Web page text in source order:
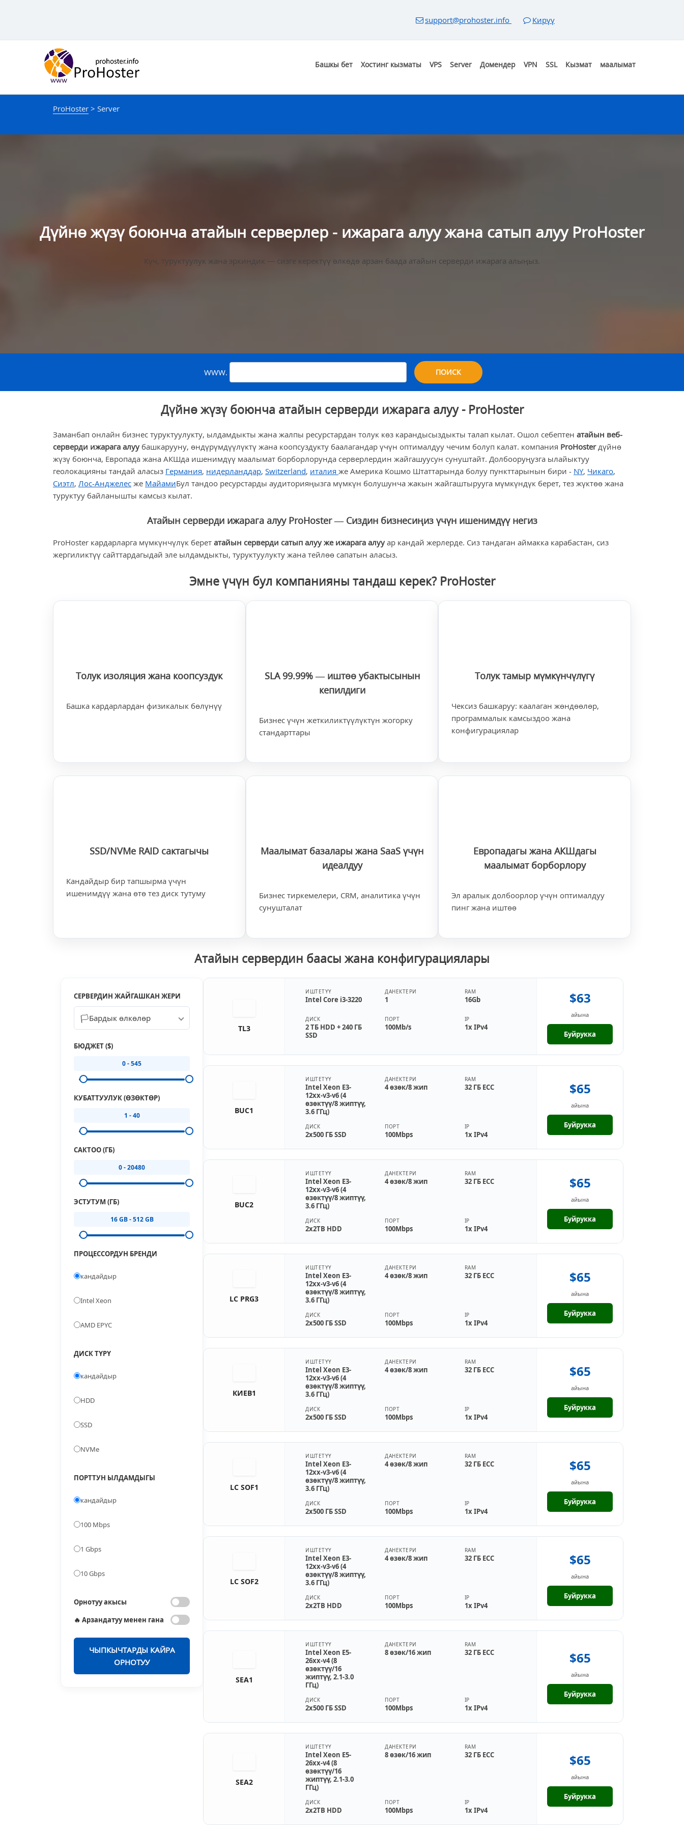
support@prohoster.info Кирүү
Башкы бет Хостинг кызматы VPS Server Домендер VPN SSL Кызмат маалымат
ProHoster > Server
Дүйнө жүзү боюнча атайын серверлер - ижарага алуу жана сатып алуу ProHoster
Күч, туруктуулук жана эркиндик — сизге керектүү өлкөдө арзан баада атайын серверди ижарага алыңыз.
WWW. ПОИСК
Дүйнө жүзү боюнча атайын серверди ижарага алуу - ProHoster
Заманбап онлайн бизнес туруктуулукту, ылдамдыкты жана жалпы ресурстардан толук көз карандысыздыкты талап кылат. Ошол себептен атайын веб-
серверди ижарага алуу башкарууну, өндүрүмдүүлүктү жана коопсуздукту баалагандар үчүн оптималдуу чечим болуп калат. компания ProHosterдүйнө
жүзү боюнча, Европада жана АКШда ишенимдүү маалымат борборлорунда серверлердин жайгашуусун сунуштайт. Долбооруңузга ылайыктуу
геолокацияны тандай аласыз Германия, нидерланддар, Switzerland, италия же Америка Кошмо Штаттарында болуу пункттарынын бири - NY, Чикаго,
Сиэтл, Лос-Анджелес же МайамиБул тандоо ресурстарды аудиторияңызга мүмкүн болушунча жакын жайгаштырууга мүмкүндүк берет, тез жүктөө жана
туруктуу байланышты камсыз кылат.
Атайын серверди ижарага алуу ProHoster — Сиздин бизнесиңиз үчүн ишенимдүү негиз
ProHoster кардарларга мүмкүнчүлүк берет атайын серверди сатып алуу же ижарага алуу ар кандай жерлерде. Сиз тандаган аймакка карабастан, сиз
жергиликтүү сайттардагыдай эле ылдамдыкты, туруктуулукту жана тейлөө сапатын аласыз.
Эмне үчүн бул компанияны тандаш керек? ProHoster
Толук изоляция жана коопсуздук
Башка кардарлардан физикалык бөлүнүү
SLA 99.99% — иштөө убактысынын
кепилдиги
Бизнес үчүн жеткиликтүүлүктүн жогорку
стандарттары
Толук тамыр мүмкүнчүлүгү
Чексиз башкаруу: каалаган жөндөөлөр,
программалык камсыздоо жана
конфигурациялар
SSD/NVMe RAID сактагычы
Кандайдыр бир тапшырма үчүн
ишенимдүү жана өтө тез диск тутуму
Маалымат базалары жана SaaS үчүн
идеалдуу
Бизнес тиркемелери, CRM, аналитика үчүн
сунушталат
Европадагы жана АКШдагы
маалымат борборлору
Эл аралык долбоорлор үчүн оптималдуу
пинг жана иштөө
Атайын сервердин баасы жана конфигурациялары
СЕРВЕРДИН ЖАЙГАШКАН ЖЕРИ
🏳️Бардык өлкөлөр
БЮДЖЕТ ($)
0 - 545
КУБАТТУУЛУК (ӨЗӨКТӨР)
1 - 40
САКТОО (ГБ)
0 - 20480
ЭСТУТУМ (ГБ)
16 GB - 512 GB
ПРОЦЕССОРДУН БРЕНДИ
кандайдыр
Intel Xeon
AMD EPYC
ДИСК ТҮРҮ
кандайдыр
HDD
SSD
NVMe
ПОРТТУН ЫЛДАМДЫГЫ
кандайдыр
100 Mbps
1 Gbps
10 Gbps
Орнотуу акысы
🔥 Арзандатуу менен гана
ЧЫПКЫЧТАРДЫ КАЙРА
ОРНОТУУ
TL3
ИШТЕТҮҮ
Intel Core i3-3220
ДАНЕКТЕРИ
1
RAM
16Gb
ДИСК
2 ТБ HDD + 240 ГБ
SSD
ПОРТ
100Mb/s
IP
1x IPv4
$63
айына
Буйрукка
BUC1
ИШТЕТҮҮ
Intel Xeon E3-
12xx-v3-v6 (4
өзөктүү/8 жиптүү,
3.6 ГГц)
ДАНЕКТЕРИ
4 өзөк/8 жип
RAM
32 ГБ ECC
ДИСК
2x500 ГБ SSD
ПОРТ
100Mbps
IP
1x IPv4
$65
айына
Буйрукка
BUC2
ИШТЕТҮҮ
Intel Xeon E3-
12xx-v3-v6 (4
өзөктүү/8 жиптүү,
3.6 ГГц)
ДАНЕКТЕРИ
4 өзөк/8 жип
RAM
32 ГБ ECC
ДИСК
2x2TB HDD
ПОРТ
100Mbps
IP
1x IPv4
$65
айына
Буйрукка
LC PRG3
ИШТЕТҮҮ
Intel Xeon E3-
12xx-v3-v6 (4
өзөктүү/8 жиптүү,
3.6 ГГц)
ДАНЕКТЕРИ
4 өзөк/8 жип
RAM
32 ГБ ECC
ДИСК
2x500 ГБ SSD
ПОРТ
100Mbps
IP
1x IPv4
$65
айына
Буйрукка
КИЕВ1
ИШТЕТҮҮ
Intel Xeon E3-
12xx-v3-v6 (4
өзөктүү/8 жиптүү,
3.6 ГГц)
ДАНЕКТЕРИ
4 өзөк/8 жип
RAM
32 ГБ ECC
ДИСК
2x500 ГБ SSD
ПОРТ
100Mbps
IP
1x IPv4
$65
айына
Буйрукка
LC SOF1
ИШТЕТҮҮ
Intel Xeon E3-
12xx-v3-v6 (4
өзөктүү/8 жиптүү,
3.6 ГГц)
ДАНЕКТЕРИ
4 өзөк/8 жип
RAM
32 ГБ ECC
ДИСК
2x500 ГБ SSD
ПОРТ
100Mbps
IP
1x IPv4
$65
айына
Буйрукка
LC SOF2
ИШТЕТҮҮ
Intel Xeon E3-
12xx-v3-v6 (4
өзөктүү/8 жиптүү,
3.6 ГГц)
ДАНЕКТЕРИ
4 өзөк/8 жип
RAM
32 ГБ ECC
ДИСК
2x2TB HDD
ПОРТ
100Mbps
IP
1x IPv4
$65
айына
Буйрукка
SEA1
ИШТЕТҮҮ
Intel Xeon E5-
26xx-v4 (8
өзөктүү/16
жиптүү, 2.1-3.0
ГГц)
ДАНЕКТЕРИ
8 өзөк/16 жип
RAM
32 ГБ ECC
ДИСК
2x500 ГБ SSD
ПОРТ
100Mbps
IP
1x IPv4
$65
айына
Буйрукка
SEA2
ИШТЕТҮҮ
Intel Xeon E5-
26xx-v4 (8
өзөктүү/16
жиптүү, 2.1-3.0
ГГц)
ДАНЕКТЕРИ
8 өзөк/16 жип
RAM
32 ГБ ECC
ДИСК
2x2TB HDD
ПОРТ
100Mbps
IP
1x IPv4
$65
айына
Буйрукка